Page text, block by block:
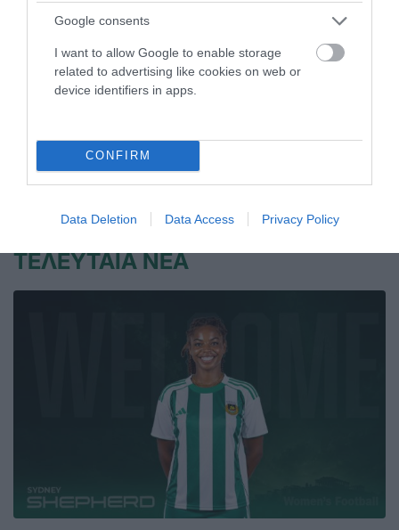
Google consents
I want to allow Google to enable storage
related to advertising like cookies on web or
device identifiers in apps.
CONFIRM
Data Deletion Data Access Privacy Policy
Μεγάλη νίκη κόντρα στην Τσεχία
για την Εθνική Νέων γυναικών
Η Εθνική ομάδα μπάσκετ γυναικών νίκησε την Τσεχία και
πρωταθλήματος Β' κατηγορίας.
08.07.2026 ΜΠΑΣΚΕΤ ΓΥΝΑΙΚΩΝ
ΤΕΛΕΥΤΑΙΑ ΝΕΑ